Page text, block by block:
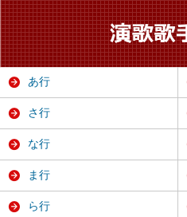
あ行
さ行
な行
ま行
ら行